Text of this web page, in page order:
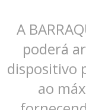
A
poderá
dispositivo
ao